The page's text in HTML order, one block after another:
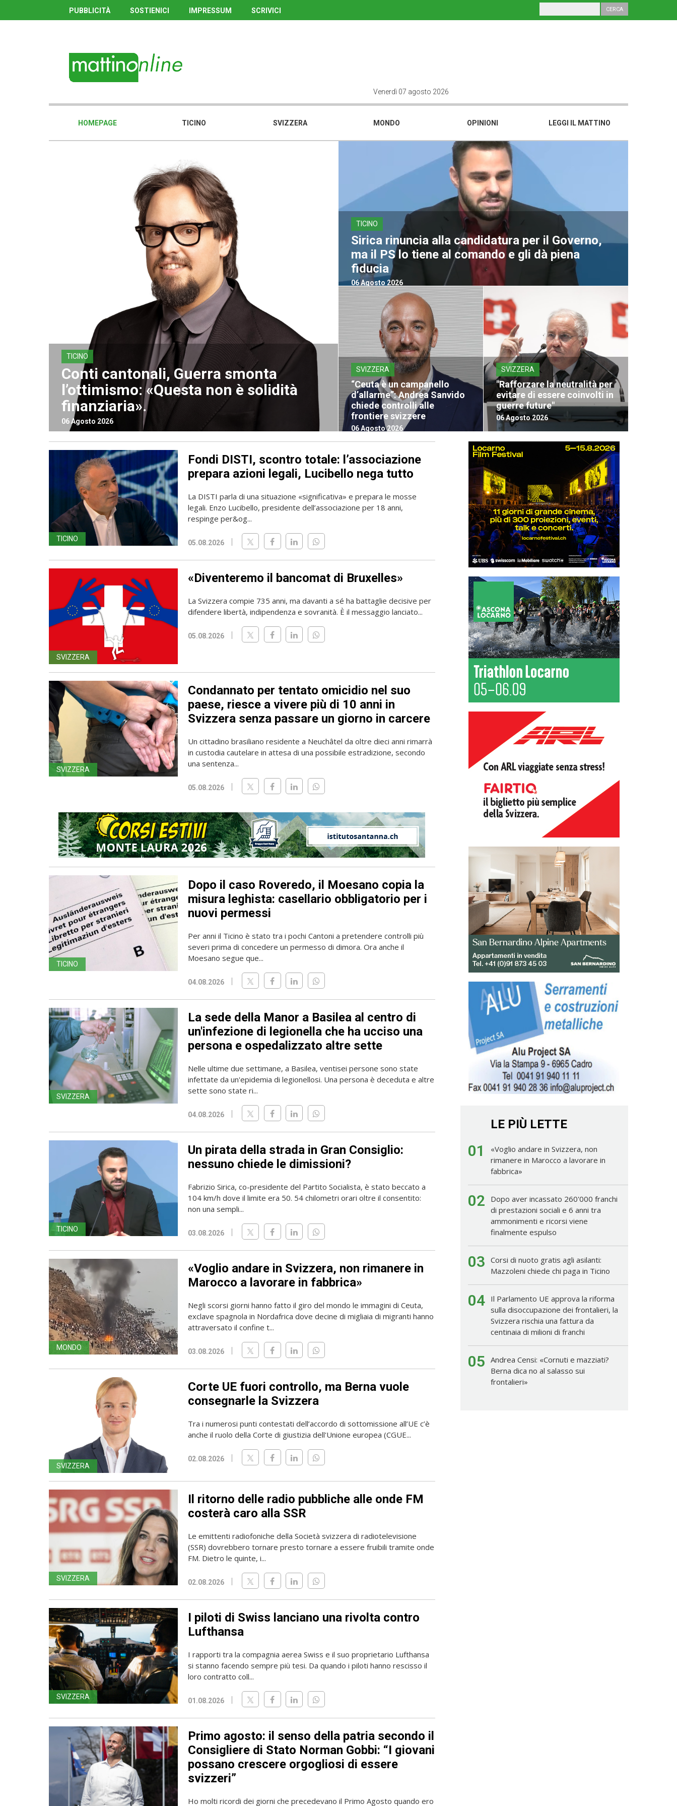
PUBBLICITÀ SOSTIENICI IMPRESSUM SCRIVICI
Venerdì 07 agosto 2026
HOMEPAGE TICINO SVIZZERA MONDO OPINIONI LEGGI IL MATTINO
TICINO
Conti cantonali, Guerra smonta
l’ottimismo: «Questa non è solidità
finanziaria».
06 Agosto 2026
TICINO
Sirica rinuncia alla candidatura per il Governo,
ma il PS lo tiene al comando e gli dà piena
fiducia
06 Agosto 2026
SVIZZERA
“Ceuta è un campanello
d’allarme”: Andrea Sanvido
chiede controlli alle
frontiere svizzere
06 Agosto 2026
SVIZZERA
"Rafforzare la neutralità per
evitare di essere coinvolti in
guerre future"
06 Agosto 2026
TICINO
Fondi DISTI, scontro totale: l’associazione
prepara azioni legali, Lucibello nega tutto
La DISTI parla di una situazione «significativa» e prepara le mosse
legali. Enzo Lucibello, presidente dell’associazione per 18 anni,
respinge per&og...
05.08.2026
SVIZZERA
«Diventeremo il bancomat di Bruxelles»
La Svizzera compie 735 anni, ma davanti a sé ha battaglie decisive per
difendere libertà, indipendenza e sovranità. È il messaggio lanciato...
05.08.2026
SVIZZERA
Condannato per tentato omicidio nel suo
paese, riesce a vivere più di 10 anni in
Svizzera senza passare un giorno in carcere
Un cittadino brasiliano residente a Neuchâtel da oltre dieci anni rimarrà
in custodia cautelare in attesa di una possibile estradizione, secondo
una sentenza...
05.08.2026
TICINO
Dopo il caso Roveredo, il Moesano copia la
misura leghista: casellario obbligatorio per i
nuovi permessi
Per anni il Ticino è stato tra i pochi Cantoni a pretendere controlli più
severi prima di concedere un permesso di dimora. Ora anche il
Moesano segue que...
04.08.2026
SVIZZERA
La sede della Manor a Basilea al centro di
un'infezione di legionella che ha ucciso una
persona e ospedalizzato altre sette
Nelle ultime due settimane, a Basilea, ventisei persone sono state
infettate da un'epidemia di legionellosi. Una persona è deceduta e altre
sette sono state ri...
04.08.2026
TICINO
Un pirata della strada in Gran Consiglio:
nessuno chiede le dimissioni?
Fabrizio Sirica, co-presidente del Partito Socialista, è stato beccato a
104 km/h dove il limite era 50. 54 chilometri orari oltre il consentito:
non una sempli...
03.08.2026
MONDO
«Voglio andare in Svizzera, non rimanere in
Marocco a lavorare in fabbrica»
Negli scorsi giorni hanno fatto il giro del mondo le immagini di Ceuta,
exclave spagnola in Nordafrica dove decine di migliaia di migranti hanno
attraversato il confine t...
03.08.2026
SVIZZERA
Corte UE fuori controllo, ma Berna vuole
consegnarle la Svizzera
Tra i numerosi punti contestati dell’accordo di sottomissione all’UE c’è
anche il ruolo della Corte di giustizia dell'Unione europea (CGUE...
02.08.2026
SVIZZERA
Il ritorno delle radio pubbliche alle onde FM
costerà caro alla SSR
Le emittenti radiofoniche della Società svizzera di radiotelevisione
(SSR) dovrebbero tornare presto tornare a essere fruibili tramite onde
FM. Dietro le quinte, i...
02.08.2026
SVIZZERA
I piloti di Swiss lanciano una rivolta contro
Lufthansa
I rapporti tra la compagnia aerea Swiss e il suo proprietario Lufthansa
si stanno facendo sempre più tesi. Da quando i piloti hanno rescisso il
loro contratto coll...
01.08.2026
Primo agosto: il senso della patria secondo il
Consigliere di Stato Norman Gobbi: “I giovani
possano crescere orgogliosi di essere
svizzeri”
Ho molti ricordi dei giorni che precedevano il Primo Agosto quando ero
LE PIÙ LETTE
01
«Voglio andare in Svizzera, non
rimanere in Marocco a lavorare in
fabbrica»
02
Dopo aver incassato 260'000 franchi
di prestazioni sociali e 6 anni tra
ammonimenti e ricorsi viene
finalmente espulso
03 Corsi di nuoto gratis agli asilanti:
Mazzoleni chiede chi paga in Ticino
04
Il Parlamento UE approva la riforma
sulla disoccupazione dei frontalieri, la
Svizzera rischia una fattura da
centinaia di milioni di franchi
05 Andrea Censi: «Cornuti e mazziati?
Berna dica no al salasso sui
frontalieri»